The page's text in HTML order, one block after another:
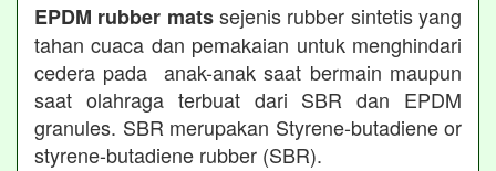
EPDM rubber matssejenis rubber sintetis yang
tahan cuaca dan pemakaian untuk menghindari
cedera pada anak-anak saat bermain maupun
saat olahraga terbuat dari SBR dan EPDM
granules. SBR merupakan Styrene-butadiene or
styrene-butadiene rubber (SBR).